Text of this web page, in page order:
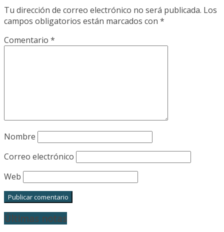
Tu dirección de correo electrónico no será publicada. Los
campos obligatorios están marcados con *
Comentario *
Nombre
Correo electrónico
Web
Últimas notas